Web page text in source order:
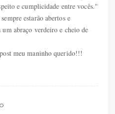
e cumplicidade entre vocês."
estarão abertos e
um abraço verdeiro e cheio de
meu maninho querido!!!